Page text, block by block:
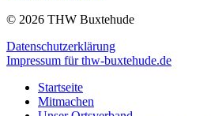
© 2026 THW Buxtehude
Datenschutzerklärung
Impressum für thw-buxtehude.de
Startseite
Mitmachen